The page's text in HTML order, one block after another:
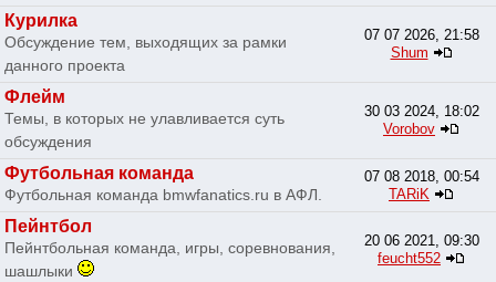
Курилка
Обсуждение тем, выходящих за рамки
данного проекта
07 07 2026, 21:58
Shum
Флейм
Темы, в которых не улавливается суть
обсуждения
30 03 2024, 18:02
Vorobov
Футбольная команда
Футбольная команда bmwfanatics.ru в АФЛ.
07 08 2018, 00:54
TARiK
Пейнтбол
Пейнтбольная команда, игры, соревнования,
шашлыки
20 06 2021, 09:30
feucht552